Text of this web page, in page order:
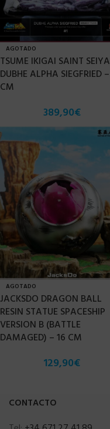
AGOTADO
TSUME IKIGAI SAINT SEIYA
DUBHE ALPHA SIEGFRIED
CM
389,90€
AGOTADO
JACKSDO DRAGON BALL
RESIN STATUE SPACESHIP
VERSION B (BATTLE
DAMAGED) – 16 CM
129,90€
CONTACTO